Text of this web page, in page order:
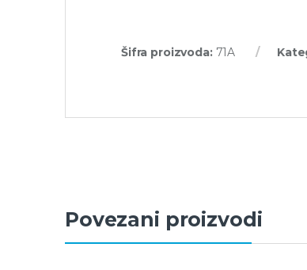
Šifra proizvoda: 71A
Povezani proizvodi